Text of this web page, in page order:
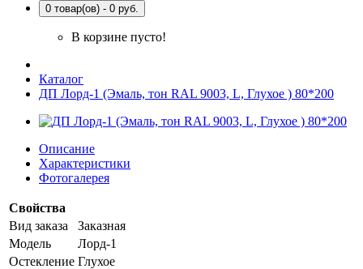
0 товар(ов) - 0 руб.
В корзине пусто!
Каталог
ДП Лорд-1 (Эмаль, тон RAL 9003, L, Глухое ) 80*200
Описание
Характеристики
Фотогалерея
Свойства
Вид заказа
Заказная
Модель
Лорд-1
Остекление Глухое